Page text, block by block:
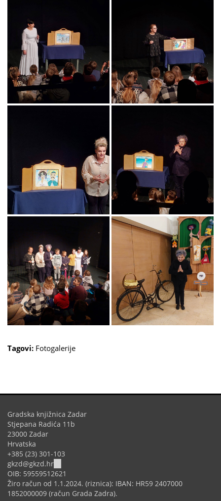
Tagovi: Fotogalerije
Gradska knjižnica Zadar
Stjepana Radića 11b
23000 Zadar
Hrvatska
+385 (23) 301-103
gkzd@gkzd.hr
sends
e-
mail)
OIB: 59559512621
Žiro račun od 1.1.2024. (riznica): IBAN: HR59 2407000
1852000009 (račun Grada Zadra).